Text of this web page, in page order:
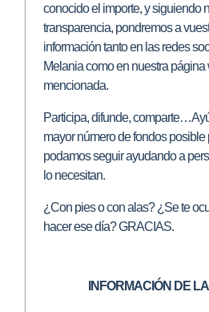
conocido el importe, y siguiendo
transparencia, pondremos a
información tanto en las redes
Melania como en nuestra página
mencionada.
Participa, difunde,
mayor número de fondos posible
podamos seguir ayudando a
lo necesitan.
¿Con pies o con alas? ¿Se te
hacer ese día? GRACIAS.
INFORMACIÓN DE